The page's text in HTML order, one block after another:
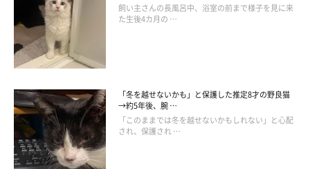
飼い主さんの長風呂中、浴室の前まで様子を見に来
た生後4カ月の …
「冬を越せないかも」と保護した推定8才の野良猫
→約5年後、腕 …
「このままでは冬を越せないかもしれない」と心配
され、保護され …